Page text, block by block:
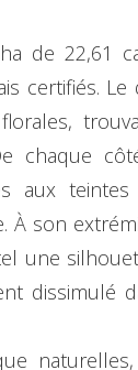
de 22,61
certifiés. Le
chaque
aux teintes
À son
une
dissimulé
naturelles,